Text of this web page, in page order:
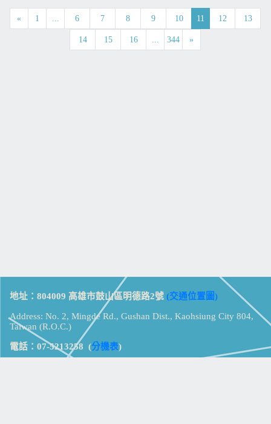
« 1 ... 6 7 8 9 10 11 12 13
14 15 16 ... 344 »
地址：804009 高雄市鼓山區明德路2號 (交通位置圖)
Address: No. 2, Mingde Rd., Gushan Dist., Kaohsiung City 804,
Taiwan (R.O.C.)
電話：07-5213258 (分機表)